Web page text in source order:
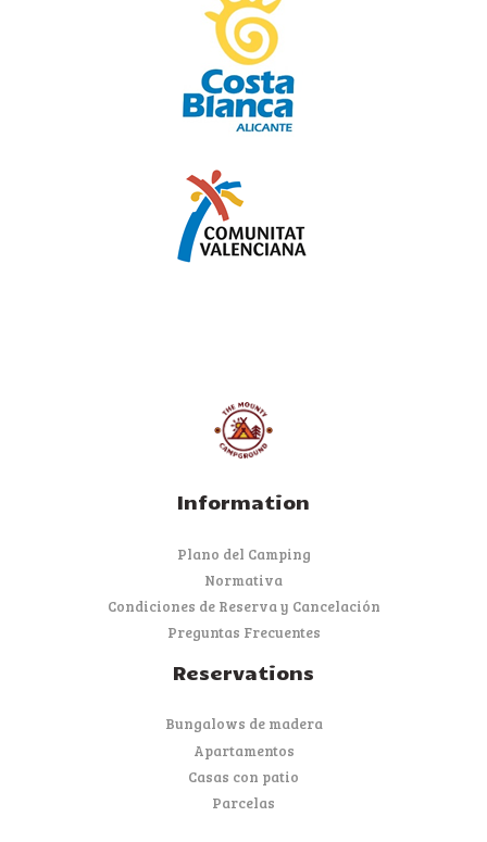
Information
Plano del Camping
Normativa
Condiciones de Reserva y Cancelación
Preguntas Frecuentes
Reservations
Bungalows de madera
Apartamentos
Casas con patio
Parcelas